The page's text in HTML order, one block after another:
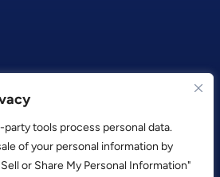
tools process personal data.
of your personal information by
or Share My Personal Information"